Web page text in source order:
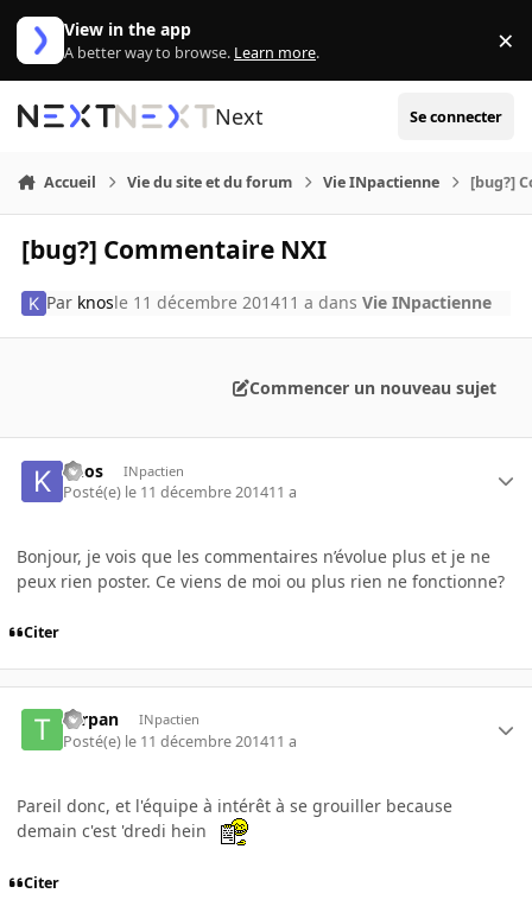
Aller au contenu
View in the app
A better way to browse. Learn more. ×
Next Se connecter
Accueil Vie du site et du forum Vie INpactienne [bug?]
[bug?] Commentaire NXI
Par knosle 11 décembre 201411 a dansVie INpactienne
Commencer un nouveau sujet
knos INpactien
Posté(e) le 11 décembre 201411 a
Bonjour, je vois que les commentaires n’évolue plus et je ne
peux rien poster. Ce viens de moi ou plus rien ne fonctionne?
Citer
Tarpan INpactien
Posté(e) le 11 décembre 201411 a
Pareil donc, et l'équipe à intérêt à se grouiller because
demain c'est 'dredi hein
Citer